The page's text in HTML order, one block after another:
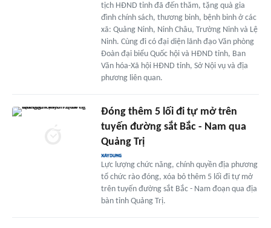
tịch HĐND tỉnh đã đến thăm, tặng quà gia
đình chính sách, thương binh, bệnh binh ở các
xã: Quảng Ninh, Ninh Châu, Trường Ninh và Lệ
Ninh. Cùng đi có đại diện lãnh đạo Văn phòng
Đoàn đại biểu Quốc hội và HĐND tỉnh, Ban
Văn hóa-Xã hội HĐND tỉnh, Sở Nội vụ và địa
phương liên quan.
Đóng thêm 5 lối đi tự mở trên
tuyến đường sắt Bắc - Nam qua
Quảng Trị
Lực lượng chức năng, chính quyền địa phương
tổ chức rào đóng, xóa bỏ thêm 5 lối đi tự mở
trên tuyến đường sắt Bắc - Nam đoạn qua địa
bàn tỉnh Quảng Trị.